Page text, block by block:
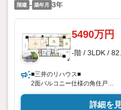
階建 - 築年月 3年
5490万円
-階 / 3LDK /
■三井のリハウス■
2面バルコニー仕様の角住戸
SICと3か所のWIC付
詳細を